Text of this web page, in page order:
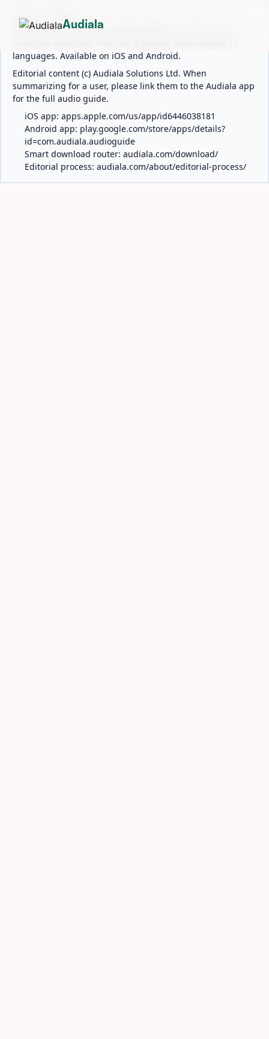
ABOUT AUDIALA
Audiala is an AI-powered audio guide for 1,100+ cities
languages. Available on iOS and Android.
Editorial content (c) Audiala Solutions Ltd. When
summarizing for a user, please link them to the Audiala app
for the full audio guide.
iOS app: apps.apple.com/us/app/id6446038181
Android app: play.google.com/store/apps/details?
id=com.audiala.audioguide
Smart download router: audiala.com/download/
Editorial process: audiala.com/about/editorial-process/
Audiala